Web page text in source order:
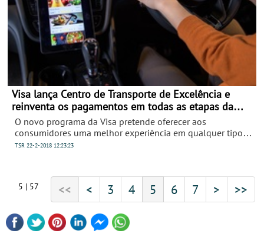
Visa lança Centro de Transporte de Excelência e
reinventa os pagamentos em todas as etapas da
viagem
O novo programa da Visa pretende oferecer aos
consumidores uma melhor experiência em qualquer tipo
de viagem, seja por via aérea, ferroviária ou automóvel.
TSR 22-2-2018 12:23:23
5 | 57 << < 3 4 5 6 7 > >>